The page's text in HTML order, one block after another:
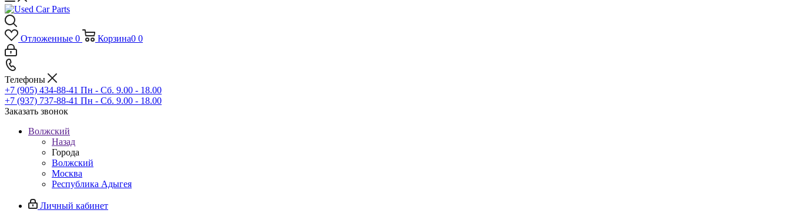
Отложенные 0 Корзина0 0
Телефоны
+7 (905) 434-88-41 Пн - Сб. 9.00 - 18.00
+7 (937) 737-88-41 Пн - Сб. 9.00 - 18.00
Заказать звонок
Волжский
Назад
Города
Волжский
Москва
Республика Адыгея
Личный кабинет